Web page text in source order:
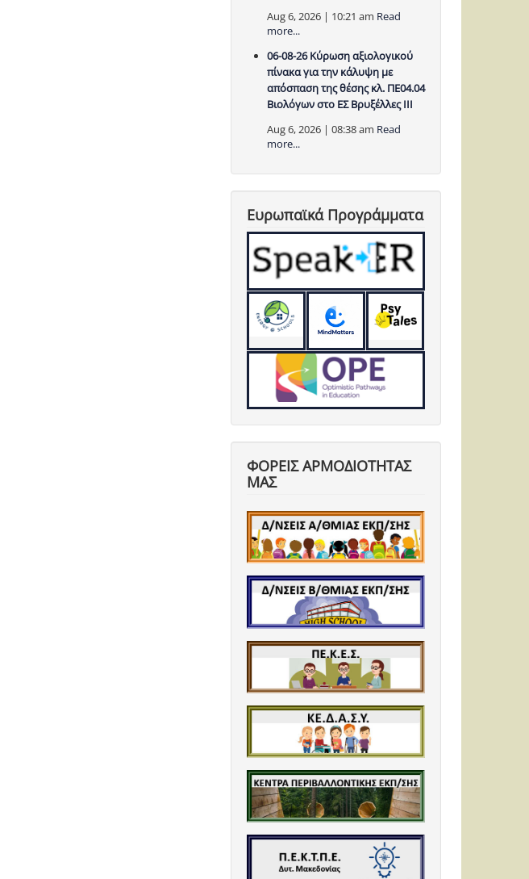
Aug 6, 2026 | 10:21 am Read
more...
06-08-26 Κύρωση αξιολογικού
πίνακα για την κάλυψη με
απόσπαση της θέσης κλ. ΠΕ04.04
Βιολόγων στο ΕΣ Βρυξέλλες ΙΙΙ
Aug 6, 2026 | 08:38 am Read
more...
Ευρωπαϊκά Προγράμματα
ΦΟΡΕΙΣ ΑΡΜΟΔΙΟΤΗΤΑΣ
ΜΑΣ